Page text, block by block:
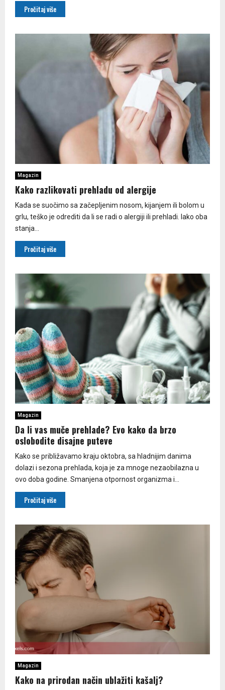
Pročitaj više
Magazin
Kako razlikovati prehladu od alergije
Kada se suočimo sa začepljenim nosom, kijanjem ili bolom u
grlu, teško je odrediti da li se radi o alergiji ili prehladi. Iako oba
stanja...
Pročitaj više
Magazin
Da li vas muče prehlade? Evo kako da brzo
oslobodite disajne puteve
Kako se približavamo kraju oktobra, sa hladnijim danima
dolazi i sezona prehlada, koja je za mnoge nezaobilazna u
ovo doba godine. Smanjena otpornost organizma i...
Pročitaj više
Magazin
Kako na prirodan način ublažiti kašalj?